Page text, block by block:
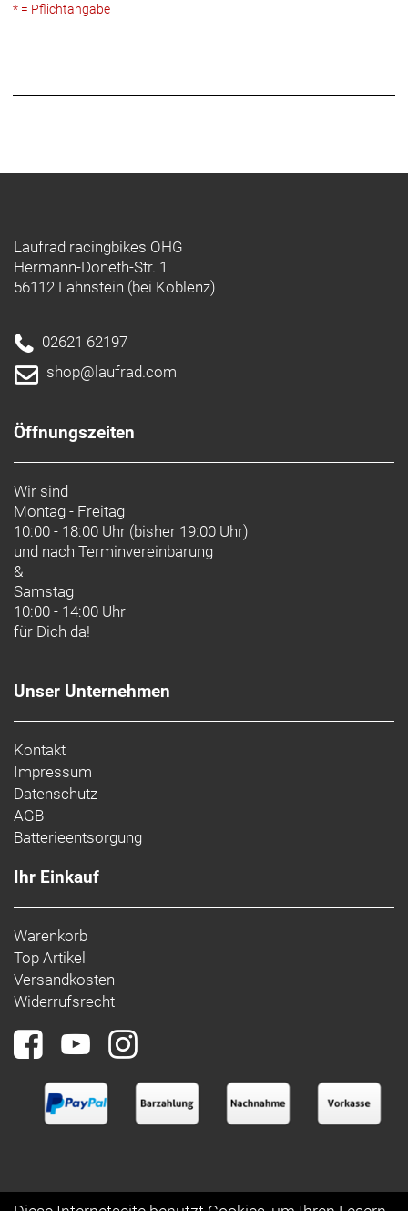
* = Pflichtangabe
Laufrad racingbikes OHG
Hermann-Doneth-Str. 1
56112 Lahnstein (bei Koblenz)
02621 62197
shop@laufrad.com
Öffnungszeiten
Wir sind
Montag - Freitag
10:00 - 18:00 Uhr (bisher 19:00 Uhr)
und nach Terminvereinbarung
&
Samstag
10:00 - 14:00 Uhr
für Dich da!
Unser Unternehmen
Kontakt
Impressum
Datenschutz
AGB
Batterieentsorgung
Ihr Einkauf
Warenkorb
Top Artikel
Versandkosten
Widerrufsrecht